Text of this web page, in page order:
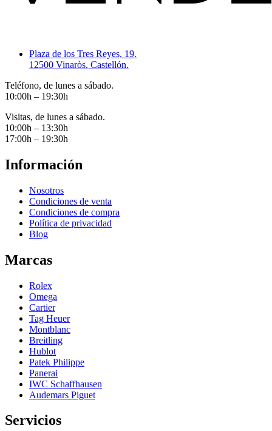
Plaza de los Tres Reyes, 19.
12500 Vinaròs. Castellón.
Teléfono, de lunes a sábado.
10:00h – 19:30h
Visitas, de lunes a sábado.
10:00h – 13:30h
17:00h – 19:30h
Información
Nosotros
Condiciones de venta
Condiciones de compra
Política de privacidad
Blog
Marcas
Rolex
Omega
Cartier
Tag Heuer
Montblanc
Breitling
Hublot
Patek Philippe
Panerai
IWC Schaffhausen
Audemars Piguet
Servicios